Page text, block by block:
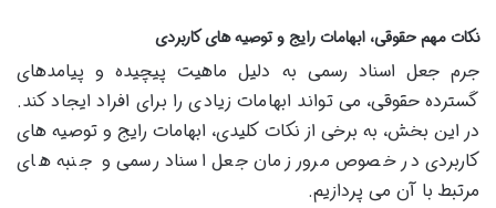
نکات مهم حقوقی، ابهامات رایج و توصیه های کاربردی
جرم جعل اسناد رسمی به دلیل ماهیت پیچیده و پیامدهای
گسترده حقوقی، می تواند ابهامات زیادی را برای افراد ایجاد کند.
در این بخش، به برخی از نکات کلیدی، ابهامات رایج و توصیه های
کاربردی در خصوص مرور زمان جعل اسناد رسمی و جنبه های
مرتبط با آن می پردازیم.